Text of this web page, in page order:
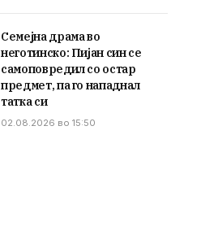
Семејна драма во
неготинско: Пијан син се
самоповредил со остар
предмет, па го нападнал
татка си
02.08.2026 во 15:50